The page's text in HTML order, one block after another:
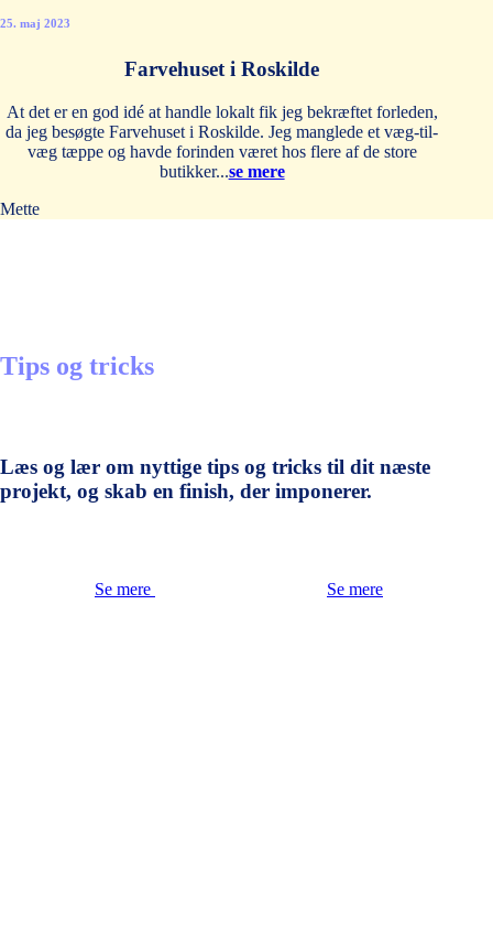
25. maj 2023
Farvehuset i Roskilde
At det er en god idé at handle lokalt fik jeg bekræftet forleden,
da jeg besøgte Farvehuset i Roskilde. Jeg manglede et væg-til-
væg tæppe og havde forinden været hos flere af de store
butikker...se mere
Mette
Tips og tricks
Læs og lær om nyttige tips og tricks til dit næste
projekt, og skab en finish, der imponerer.
Se mere Se mere